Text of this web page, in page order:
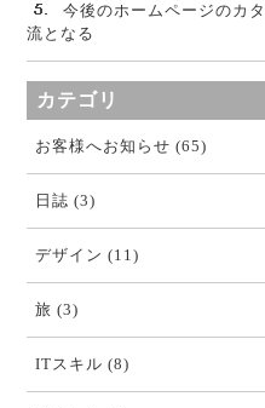
今後のホームページのカ
流となる
カテゴリ
お客様へお知らせ (65)
日誌 (3)
デザイン (11)
旅 (3)
ITスキル (8)